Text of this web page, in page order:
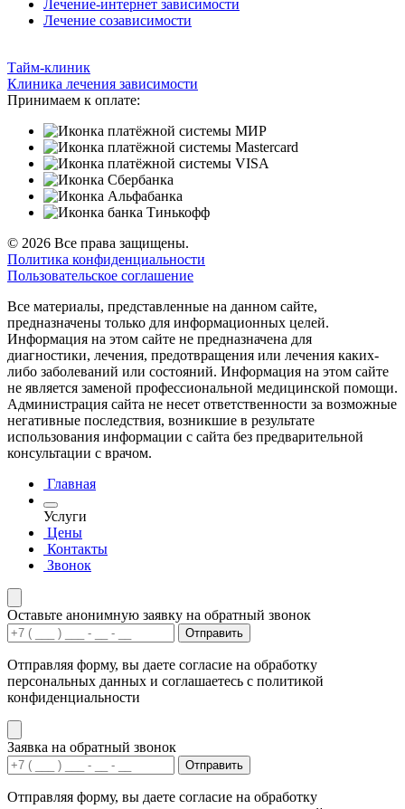
Лечение-интернет зависимости
Лечение созависимости
Тайм-клиник
Клиника лечения зависимости
Принимаем к оплате:
© 2026 Все права защищены.
Политика конфиденциальности
Пользовательское соглашение
Все материалы, представленные на данном сайте,
предназначены только для информационных целей.
Информация на этом сайте не предназначена для
диагностики, лечения, предотвращения или лечения каких-
либо заболеваний или состояний. Информация на этом сайте
не является заменой профессиональной медицинской помощи.
Администрация сайта не несет ответственности за возможные
негативные последствия, возникшие в результате
использования информации с сайта без предварительной
консультации с врачом.
Главная
Услуги
Цены
Контакты
Звонок
Оставьте анонимную заявку на обратный звонок
Отправить
Отправляя форму, вы даете согласие на обработку
персональных данных и соглашаетесь с политикой
конфиденциальности
Заявка на обратный звонок
Отправить
Отправляя форму, вы даете согласие на обработку